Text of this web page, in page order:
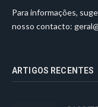
Para informações,
nosso contacto:
ARTIGOS RECENTES